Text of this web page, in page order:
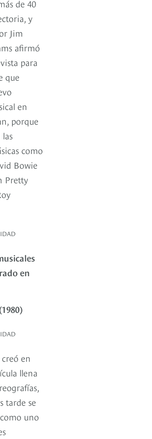
de 40
y
Jim
afirmó
para
que
en
porque
como
Bowie
Pretty
en
en
llena
tarde se
uno